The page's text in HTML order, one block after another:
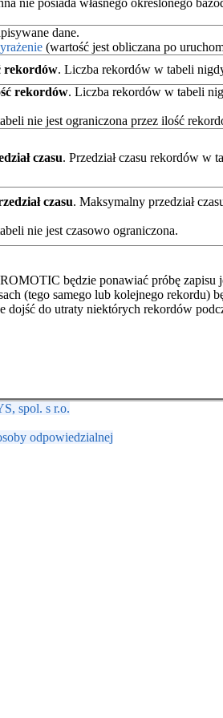
nie posiada własnego określonego
dane.
(wartość jest obliczana po
rekordów. Liczba rekordów w tabeli
rekordów. Liczba rekordów w tabeli
nie jest ograniczona przez ilość
czasu. Przedział czasu rekordów w
czasu. Maksymalny przedział
nie jest czasowo ograniczona.
będzie ponawiać próbę
(tego samego lub kolejnego rekordu)
do utraty niektórych rekordów
spol. s r.o.
odpowiedzialnej